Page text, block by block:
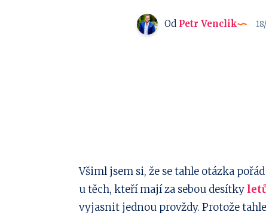
Od Petr Venclik
SdílejteVšiml jsem si, že se tahle otázka
u těch, kteří mají za sebou desítky
vyjasnit jednou provždy. Protože